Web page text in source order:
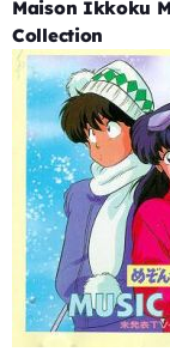
Maison Ikkoku
Collection